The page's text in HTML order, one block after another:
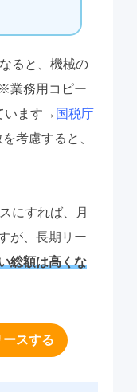
ると、機械の
業務用コピー
います→ 国税庁
考慮すると、
にすれば、月
が、長期リー
総額は高くな
スする